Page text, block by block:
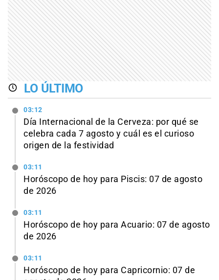
LO ÚLTIMO
03:12
Día Internacional de la Cerveza: por qué se
celebra cada 7 agosto y cuál es el curioso
origen de la festividad
03:11
Horóscopo de hoy para Piscis: 07 de agosto
de 2026
03:11
Horóscopo de hoy para Acuario: 07 de agosto
de 2026
03:11
Horóscopo de hoy para Capricornio: 07 de